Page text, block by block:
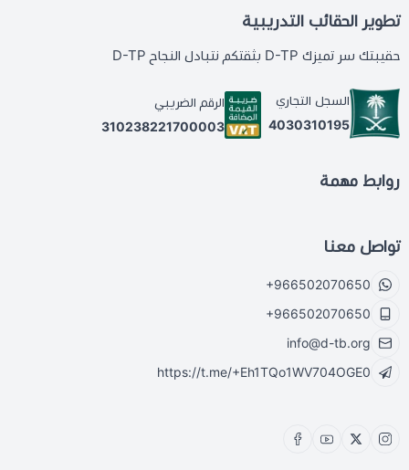
تطوير الحقائب التدريبية
حقيبتك سر تميزك D-TP بثقتكم نتبادل النجاح D-TP
السجل التجاري
4030310195
الرقم الضريبي
310238221700003
روابط مهمة
تواصل معنا
+966502070650
+966502070650
info@d-tb.org
https://t.me/+Eh1TQo1WV704OGE0